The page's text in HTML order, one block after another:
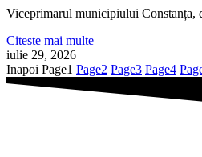
Viceprimarul municipiului Constanța,
Citeste mai multe
iulie 29, 2026
Inapoi Page1 Page2 Page3 Page4